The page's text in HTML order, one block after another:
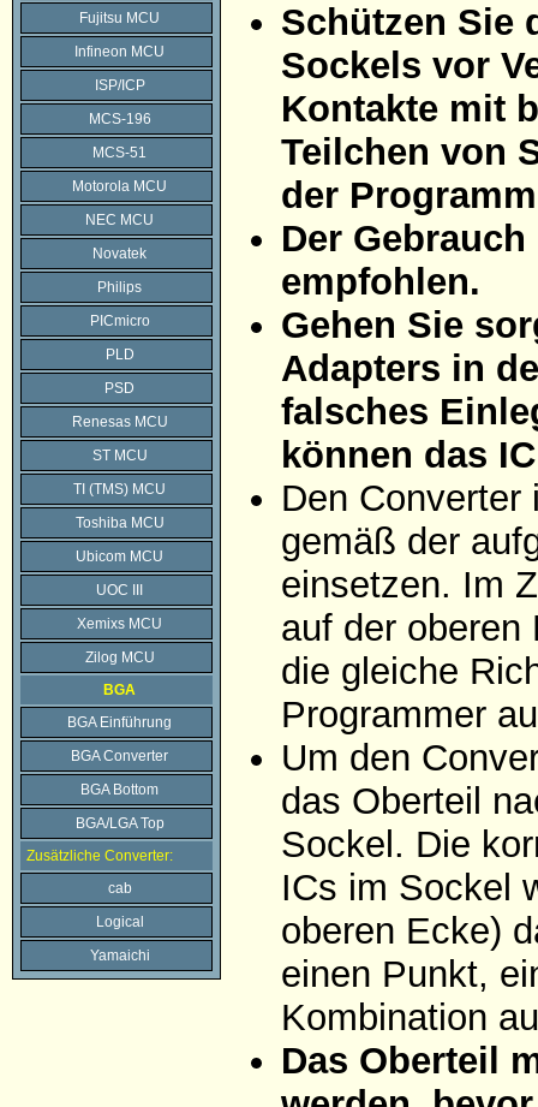
Fujitsu MCU
Infineon MCU
ISP/ICP
MCS-196
MCS-51
Motorola MCU
NEC MCU
Novatek
Philips
PICmicro
PLD
PSD
Renesas MCU
ST MCU
TI (TMS) MCU
Toshiba MCU
Ubicom MCU
UOC III
Xemixs MCU
Zilog MCU
BGA
BGA Einführung
BGA Converter
BGA Bottom
BGA/LGA Top
Zusätzliche Converter:
cab
Logical
Yamaichi
Schützen Sie
Sockels vor
Kontakte mit
Teilchen von
der
Der
empfohlen.
Gehen Sie
Adapters in
falsches
können das
Den
gemäß der
einsetzen. Im
auf der
die gleiche
Programmer
Um den
das Oberteil
Sockel. Die
ICs im Sockel
oberen Ecke)
einen Punkt,
Kombination
Das Oberteil